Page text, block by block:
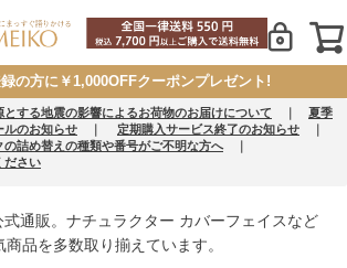
の方に￥1,000OFFクーポンプレゼント!
とする地震の影響によるお荷物のお届けについて ｜ 夏季
ルのお知らせ ｜ 定期購入サービス終了のお知らせ ｜
詰め替えの種類や番号がご不明な方へ｜
ださい
式通販。ナチュラクター カバーフェイスなど
商品を多数取り揃えています。